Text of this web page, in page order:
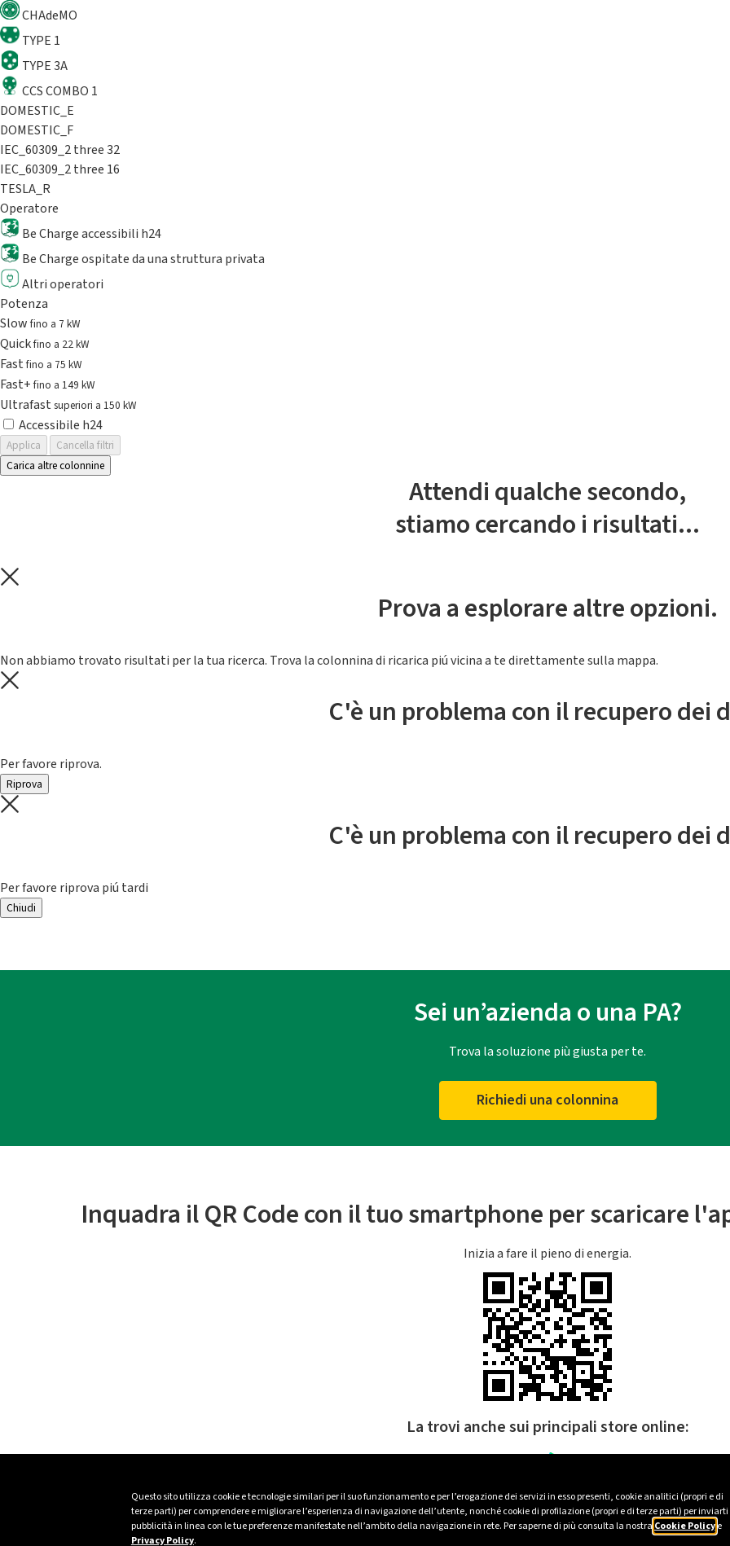
Questo sito utilizza cookie e tecnologie similari per il suo funzionamento e per l’erogazione dei servizi in esso presenti, cookie analitici (propri e di
terze parti) per comprendere e migliorare l’esperienza di navigazione dell’utente, nonché cookie di profilazione (propri e di terze parti) per inviarti
pubblicità in linea con le tue preferenze manifestate nell’ambito della navigazione in rete. Per saperne di più consulta la nostra Cookie Policye
Privacy Policy.
CHAdeMO
TYPE 1
TYPE 3A
CCS COMBO 1
DOMESTIC_E
DOMESTIC_F
IEC_60309_2 three 32
IEC_60309_2 three 16
TESLA_R
Operatore
Be Charge accessibili h24
Be Charge ospitate da una struttura privata
Altri operatori
Potenza
Slowfino a 7 kW
Quickfino a 22 kW
Fastfino a 75 kW
Fast+fino a 149 kW
Ultrafast superiori a 150 kW
Accessibile h24
Applica
Cancella filtri
Carica altre colonnine
Attendi qualche secondo,
stiamo cercando i risultati...
Prova a esplorare altre opzioni.
Non abbiamo trovato risultati per la tua ricerca. Trova la colonnina di ricarica piú vicina a te direttamente sulla mappa.
C'è un problema con il recupero dei
Per favore riprova.
Riprova
C'è un problema con il recupero dei
Per favore riprova piú tardi
Chiudi
Sei un’azienda o una PA?
Trova la soluzione più giusta per te.
Richiedi una colonnina
Inquadra il QR Code con il tuo smartphone per scaricare
Inizia a fare il pieno di energia.
La trovi anche sui principali store online: